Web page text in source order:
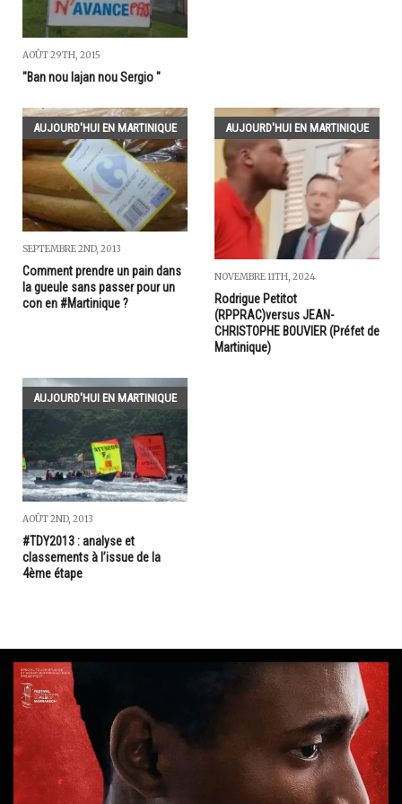
AOÛT 29TH, 2015
"Ban nou lajan nou Sergio "
AUJOURD'HUI EN MARTINIQUE
SEPTEMBRE 2ND, 2013
Comment prendre un pain dans
la gueule sans passer pour un
con en #Martinique ?
AUJOURD'HUI EN MARTINIQUE
NOVEMBRE 11TH, 2024
Rodrigue Petitot
(RPPRAC)versus JEAN-
CHRISTOPHE BOUVIER (Préfet de
Martinique)
AUJOURD'HUI EN MARTINIQUE
AOÛT 2ND, 2013
#TDY2013 : analyse et
classements à l’issue de la
4ème étape